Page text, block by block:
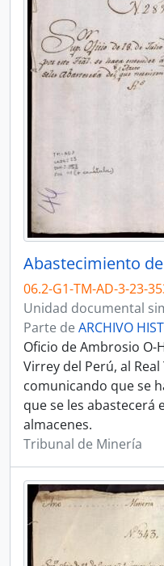
Abastecimiento
06.2-G1-TM-AD-3-23-
Unidad documental
Parte de ARCHIVO
Oficio de Ambrosio O-
Virrey del Perú, al
comunicando que se
que se les abastecerá
almacenes.
Tribunal de Minería